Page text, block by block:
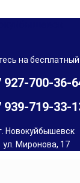
и лоджий,
на
927-700-36-
939-719-33-
Новокуйбышевск
ул. Миронова, 17